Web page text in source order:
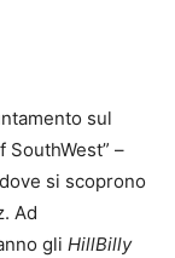
sul
SouthWest” –
si scoprono
Ad
gli HillBilly